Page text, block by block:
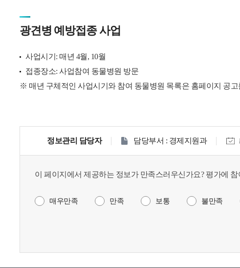
광견병 예방접종 사업
사업시기: 매년 4월, 10월
접종장소: 사업참여 동물병원 방문
※ 매년 구체적인 사업시기와 참여 동물병원 목록은 홈페이지 공
정보관리 담당자 담당부서 : 경제지원과
이 페이지에서 제공하는 정보가 만족스러우신가요? 평가에
매우만족 만족 보통 불만족